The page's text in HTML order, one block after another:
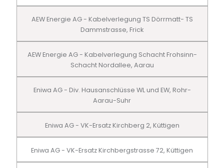
AEW Energie AG - Kabelverlegung TS Dörrmatt- TS
Dammstrasse, Frick
AEW Energie AG - Kabelverlegung Schacht Frohsinn-
Schacht Nordallee, Aarau
Eniwa AG - Div. Hausanschlüsse WL und EW, Rohr-
Aarau-Suhr
Eniwa AG - VK-Ersatz Kirchberg 2, Küttigen
Eniwa AG - VK-Ersatz Kirchbergstrasse 72, Küttigen